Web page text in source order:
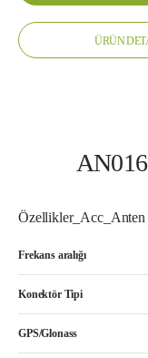
ÜRÜN
Özellikler_Acc_Anten
Frekans aralığı
Konektör Tipi
GPS/Glonass